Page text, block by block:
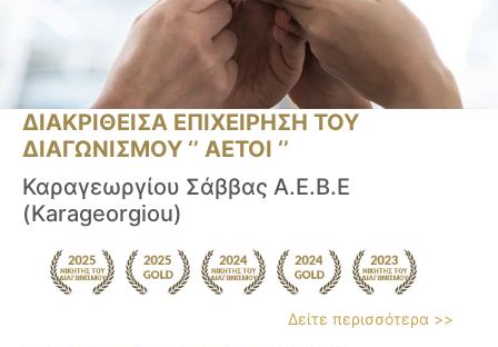
ΔΙΑΚΡΙΘΕΙΣΑ ΕΠΙΧΕΙΡΗΣΗ ΤΟΥ
ΔΙΑΓΩΝΙΣΜΟΥ ‘’ ΑΕΤΟΙ ‘’
Καραγεωργίου Σάββας Α.Ε.Β.Ε
(Karageorgiou)
Δείτε περισσότερα >>